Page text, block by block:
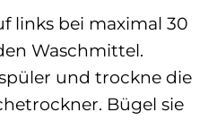
links bei maximal 30
Waschmittel.
und trockne die
Bügel sie